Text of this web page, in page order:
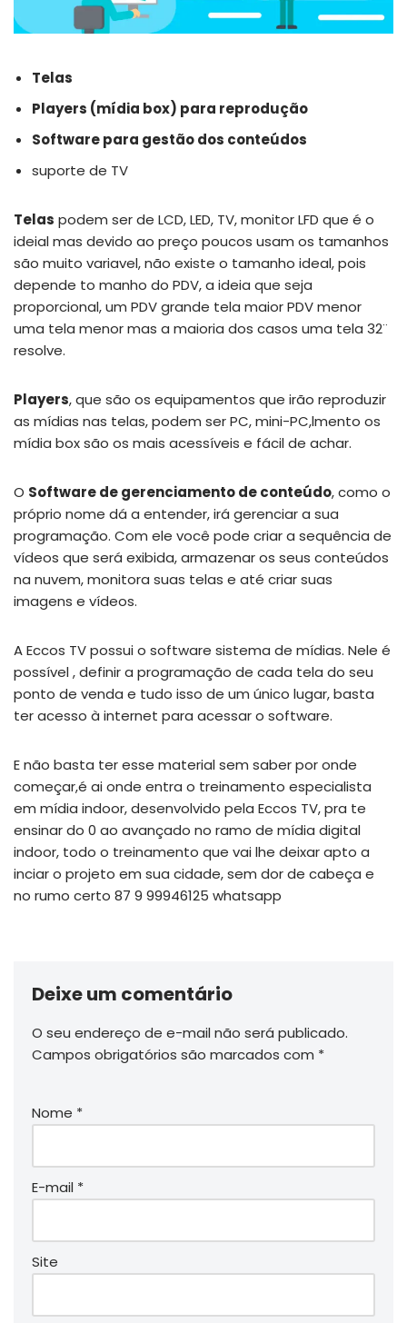
Telas
Players (mídia box) para reprodução
Software para gestão dos conteúdos
suporte de TV
Telas podem ser de LCD, LED, TV, monitor LFD que é o
ideial mas devido ao preço poucos usam os tamanhos
são muito variavel, não existe o tamanho ideal, pois
depende to manho do PDV, a ideia que seja
proporcional, um PDV grande tela maior PDV menor
uma tela menor mas a maioria dos casos uma tela 32¨
resolve.
Players, que são os equipamentos que irão reproduzir
as mídias nas telas, podem ser PC, mini-PC,lmento os
mídia box são os mais acessíveis e fácil de achar.
O Software de gerenciamento de conteúdo, como o
próprio nome dá a entender, irá gerenciar a sua
programação. Com ele você pode criar a sequência de
vídeos que será exibida, armazenar os seus conteúdos
na nuvem, monitora suas telas e até criar suas
imagens e vídeos.
A Eccos TV possui o software sistema de mídias. Nele é
possível , definir a programação de cada tela do seu
ponto de venda e tudo isso de um único lugar, basta
ter acesso à internet para acessar o software.
E não basta ter esse material sem saber por onde
começar,é ai onde entra o treinamento especialista
em mídia indoor, desenvolvido pela Eccos TV, pra te
ensinar do 0 ao avançado no ramo de mídia digital
indoor, todo o treinamento que vai lhe deixar apto a
inciar o projeto em sua cidade, sem dor de cabeça e
no rumo certo 87 9 99946125 whatsapp
Deixe um comentário
O seu endereço de e-mail não será publicado.
Campos obrigatórios são marcados com *
Nome *
E-mail *
Site